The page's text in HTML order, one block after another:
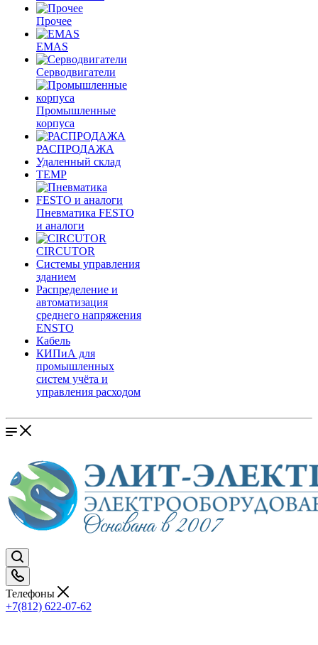
Прочее
EMAS
Cерводвигатели
Промышленные
корпуса
РАСПРОДАЖА
Удаленный склад
TEMP
Пневматика FESTO
и аналоги
CIRCUTOR
Системы управления
зданием
Распределение и
автоматизация
среднего напряжения
ENSTO
Кабель
КИПиА для
промышленных
систем учёта и
управления расходом
Телефоны
+7(812) 622-07-62